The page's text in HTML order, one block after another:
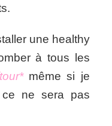
une healthy
à tous les
même si je
ne sera pas